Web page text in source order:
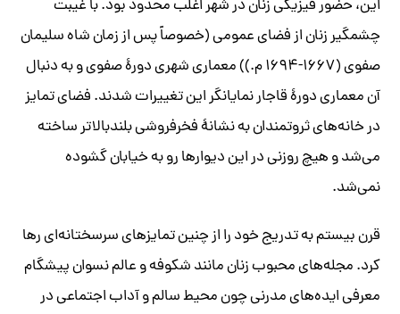
این، حضور فیزیکی زنان در شهر اغلب محدود بود. با غیبت
چشمگیر زنان از فضای عمومی (خصوصاً پس از زمان شاه سلیمان
صفوی (۱۶۶۷-۱۶۹۴ م.)) معماری شهری دورۀ صفوی و به دنبال
آن معماری دورۀ قاجار نمایانگر این تغییرات شدند. فضای تمایز
در خانه‌های ثروتمندان به نشانۀ فخرفروشی بلندبالاتر ساخته
می‌شد و هیچ روزنی در این دیوارها رو به خیابان گشوده
نمی‌شد.
قرن بیستم به تدریج خود را از چنین تمایزهای سرسختانه‌ای رها
کرد. مجله‌های محبوب زنان مانند شکوفه و عالم نسوان پیشگام
معرفی ایده‌های مدرنی چون محیط سالم و آداب اجتماعی در